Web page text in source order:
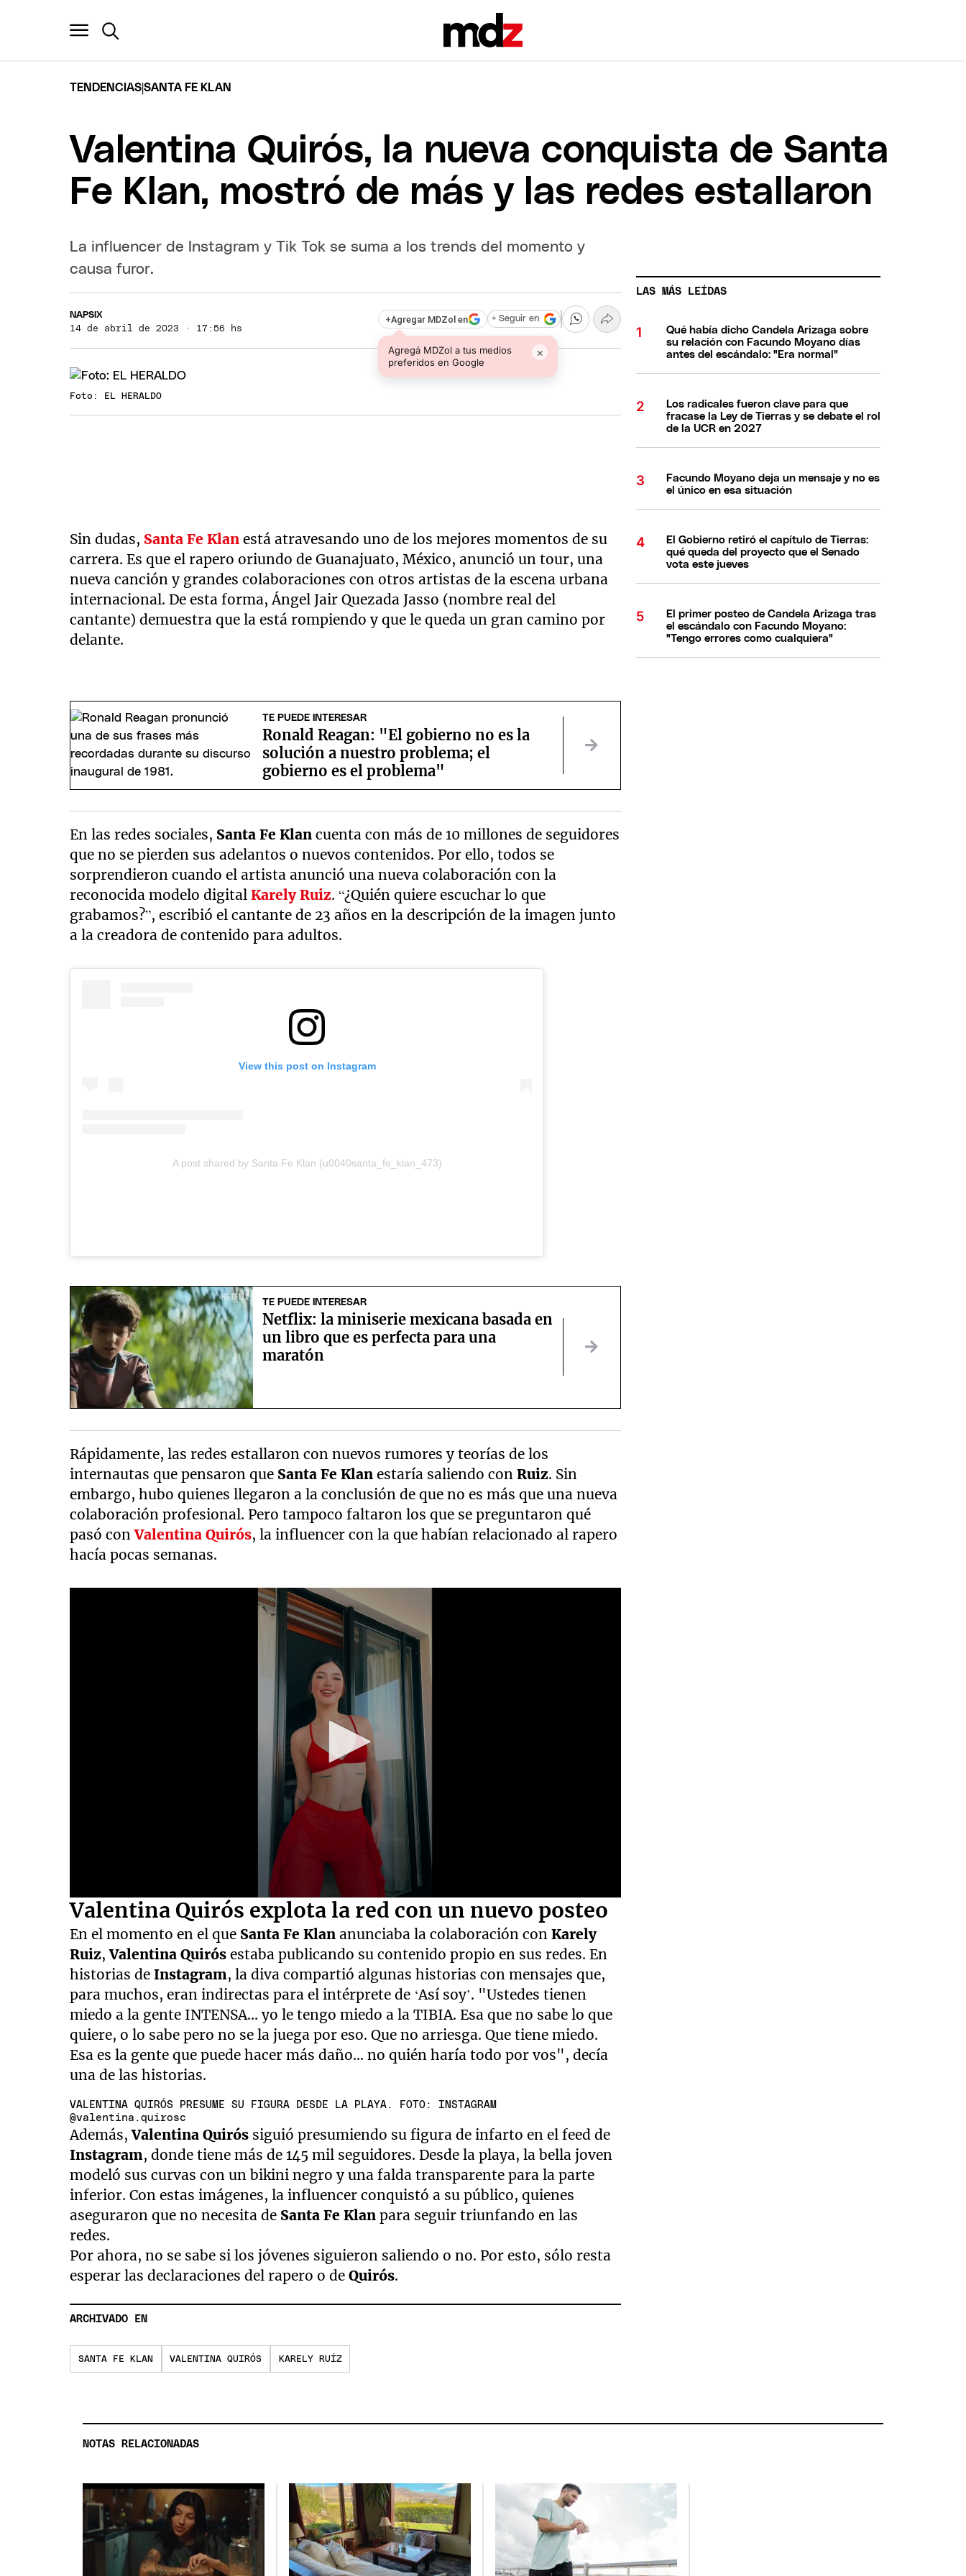
TENDENCIAS|SANTA FE KLAN
Valentina Quirós, la nueva conquista de Santa
Fe Klan, mostró de más y las redes estallaron
La influencer de Instagram y Tik Tok se suma a los trends del momento y
causa furor.
NAPSIX
14 de abril de 2023 · 17:56 hs
+Agregar MDZol en
Agregá MDZol a tus medios
preferidos en Google
×
+ Seguir en
Foto: EL HERALDO
Sin dudas, Santa Fe Klan está atravesando uno de los mejores momentos de su
carrera. Es que el rapero oriundo de Guanajuato, México, anunció un tour, una
nueva canción y grandes colaboraciones con otros artistas de la escena urbana
internacional. De esta forma, Ángel Jair Quezada Jasso (nombre real del
cantante) demuestra que la está rompiendo y que le queda un gran camino por
delante.
TE PUEDE INTERESAR
Ronald Reagan: "El gobierno no es la
solución a nuestro problema; el
gobierno es el problema"
En las redes sociales, Santa Fe Klan cuenta con más de 10 millones de seguidores
que no se pierden sus adelantos o nuevos contenidos. Por ello, todos se
sorprendieron cuando el artista anunció una nueva colaboración con la
reconocida modelo digitalKarely Ruiz. “¿Quién quiere escuchar lo que
grabamos?”, escribió el cantante de 23 años en la descripción de la imagen junto
a la creadora de contenido para adultos.
View this post on Instagram
A post shared by Santa Fe Klan (u0040santa_fe_klan_473)
TE PUEDE INTERESAR
Netflix: la miniserie mexicana basada en
un libro que es perfecta para una
maratón
Rápidamente, las redes estallaron con nuevos rumores y teorías de los
internautas que pensaron que Santa Fe Klanestaría saliendo conRuiz. Sin
embargo, hubo quienes llegaron a la conclusión de que no es más que una nueva
colaboración profesional. Pero tampoco faltaron los que se preguntaron qué
pasó conValentina Quirós, la influencer con la que habían relacionado al rapero
hacía pocas semanas.
0
seconds
15
secondsVolume
90%
Valentina Quirós explota la red con un nuevo posteo
En el momento en el que Santa Fe Klananunciaba la colaboración conKarely
Ruiz, Valentina Quirós estaba publicando su contenido propio en sus redes. En
historias deInstagram, la diva compartió algunas historias con mensajes que,
para muchos, eran indirectas para el intérprete de ‘Así soy’. "Ustedes tienen
miedo a la gente INTENSA... yo le tengo miedo a la TIBIA. Esa que no sabe lo que
quiere, o lo sabe pero no se la juega por eso. Que no arriesga. Que tiene miedo.
Esa es la gente que puede hacer más daño... no quién haría todo por vos", decía
una de las historias.
VALENTINA QUIRÓS PRESUME SU FIGURA DESDE LA PLAYA. FOTO: INSTAGRAM
@valentina.quirosc
Además, Valentina Quirós siguió presumiendo su figura de infarto en el feed de
Instagram, donde tiene más de 145 mil seguidores. Desde la playa, la bella joven
modeló sus curvas con un bikini negro y una falda transparente para la parte
inferior. Con estas imágenes, la influencer conquistó a su público, quienes
aseguraron que no necesita de Santa Fe Klanpara seguir triunfando en las
redes.
Por ahora, no se sabe si los jóvenes siguieron saliendo o no. Por esto, sólo resta
esperar las declaraciones del rapero o deQuirós.
ARCHIVADO EN
SANTA FE KLAN VALENTINA QUIRÓS KARELY RUÍZ
LAS MÁS LEÍDAS
Qué había dicho Candela Arizaga sobre
su relación con Facundo Moyano días
antes del escándalo: "Era normal"
Los radicales fueron clave para que
fracase la Ley de Tierras y se debate el rol
de la UCR en 2027
Facundo Moyano deja un mensaje y no es
el único en esa situación
El Gobierno retiró el capítulo de Tierras:
qué queda del proyecto que el Senado
vota este jueves
El primer posteo de Candela Arizaga tras
el escándalo con Facundo Moyano:
"Tengo errores como cualquiera"
NOTAS RELACIONADAS